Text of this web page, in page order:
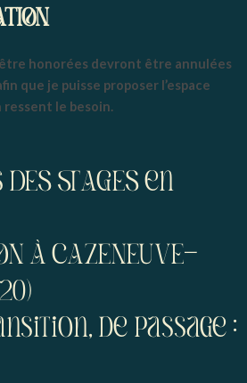
honorées devront être annulées
que je puisse proposer l’espace
ressent le besoin.
STAGES en
À CAZENEUVE-
de passage :